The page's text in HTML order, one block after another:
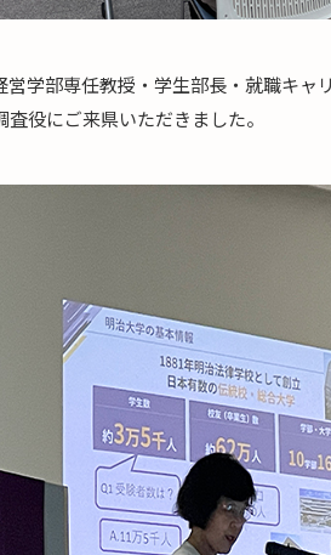
学部専任教授・学生部長・就職キャ
役にご来県いただきました。